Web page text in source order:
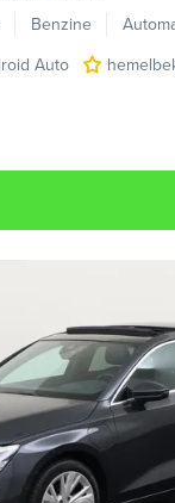
Benzine
Auto